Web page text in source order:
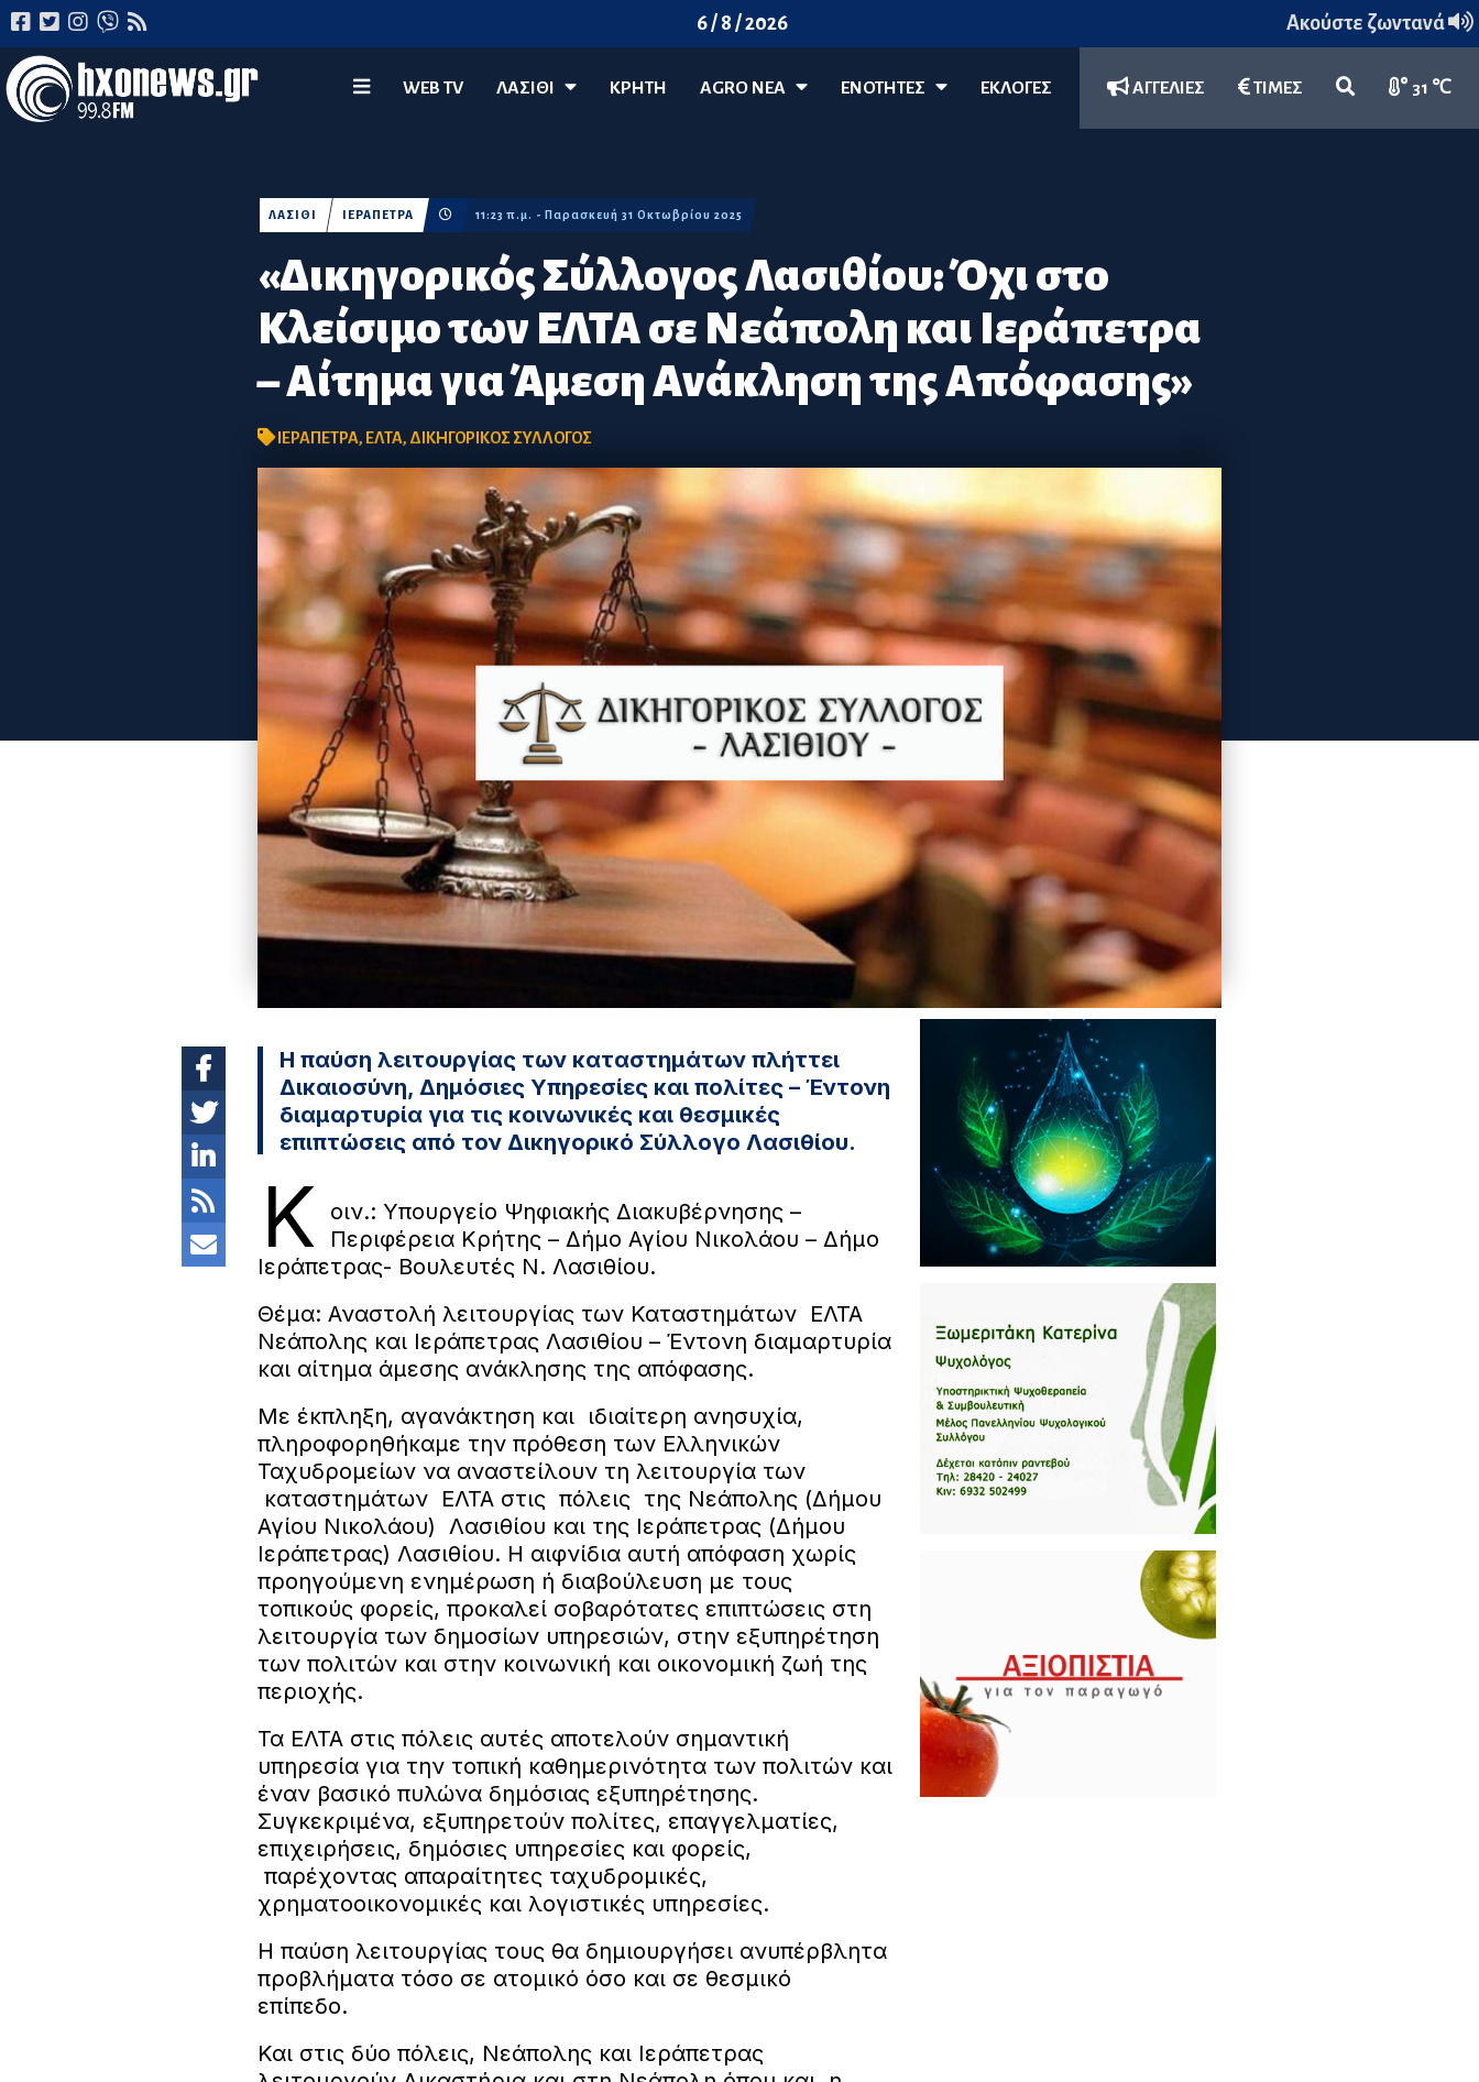
6 / 8 / 2026 Ακούστε ζωντανά
WEB TV ΛΑΣΊΘΙ ΚΡΗΤΗ AGRO ΝΈΑ ΕΝΟΤΗΤΕΣ ΕΚΛΟΓΕΣ ΑΓΓΕΛΙΕΣ ΤΙΜΕΣ 31 ℃
«Δικηγορικός Σύλλογος Λασιθίου: Όχι στο
Κλείσιμο των ΕΛΤΑ σε Νεάπολη και Ιεράπετρα
– Αίτημα για Άμεση Ανάκληση της Απόφασης»
ΛΑΣΙΘΙ ΙΕΡΑΠΕΤΡΑ 11:23 π.μ. - Παρασκευή 31 Οκτωβρίου 2025
ΙΕΡΑΠΕΤΡΑ, ΕΛΤΑ, ΔΙΚΗΓΟΡΙΚΟΣ ΣΥΛΛΟΓΟΣ
Η παύση λειτουργίας των καταστημάτων πλήττει
Δικαιοσύνη, Δημόσιες Υπηρεσίες και πολίτες – Έντονη
διαμαρτυρία για τις κοινωνικές και θεσμικές
επιπτώσεις από τον Δικηγορικό Σύλλογο Λασιθίου.
Κ
οιν.: Υπουργείο Ψηφιακής Διακυβέρνησης –
Περιφέρεια Κρήτης – Δήμο Αγίου Νικολάου – Δήμο
Ιεράπετρας- Βουλευτές Ν. Λασιθίου.
Θέμα: Αναστολή λειτουργίας των Καταστημάτων ΕΛΤΑ
Νεάπολης και Ιεράπετρας Λασιθίου – Έντονη διαμαρτυρία
και αίτημα άμεσης ανάκλησης της απόφασης.
Με έκπληξη, αγανάκτηση και ιδιαίτερη ανησυχία,
πληροφορηθήκαμε την πρόθεση των Ελληνικών
Ταχυδρομείων να αναστείλουν τη λειτουργία των
καταστημάτων ΕΛΤΑ στις πόλεις της Νεάπολης (Δήμου
Αγίου Νικολάου) Λασιθίου και της Ιεράπετρας (Δήμου
Ιεράπετρας) Λασιθίου. Η αιφνίδια αυτή απόφαση χωρίς
προηγούμενη ενημέρωση ή διαβούλευση με τους
τοπικούς φορείς, προκαλεί σοβαρότατες επιπτώσεις στη
λειτουργία των δημοσίων υπηρεσιών, στην εξυπηρέτηση
των πολιτών και στην κοινωνική και οικονομική ζωή της
περιοχής.
Τα ΕΛΤΑ στις πόλεις αυτές αποτελούν σημαντική
υπηρεσία για την τοπική καθημερινότητα των πολιτών και
έναν βασικό πυλώνα δημόσιας εξυπηρέτησης.
Συγκεκριμένα, εξυπηρετούν πολίτες, επαγγελματίες,
επιχειρήσεις, δημόσιες υπηρεσίες και φορείς,
παρέχοντας απαραίτητες ταχυδρομικές,
χρηματοοικονομικές και λογιστικές υπηρεσίες.
Η παύση λειτουργίας τους θα δημιουργήσει ανυπέρβλητα
προβλήματα τόσο σε ατομικό όσο και σε θεσμικό
επίπεδο.
Και στις δύο πόλεις, Νεάπολης και Ιεράπετρας